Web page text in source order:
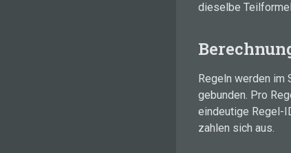
dieselbe
Regeln werden im
gebunden. Pro
eindeutige Regel-
zahlen sich aus.